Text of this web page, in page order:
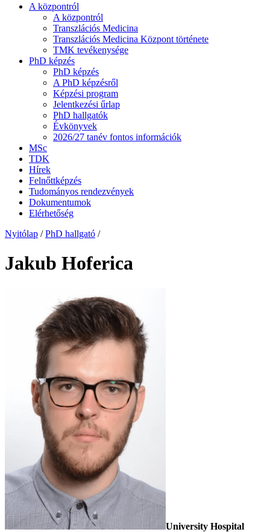
A központról
A központról
Transzlációs Medicina
Transzlációs Medicina Központ története
TMK tevékenysége
PhD képzés
PhD képzés
A PhD képzésről
Képzési program
Jelentkezési űrlap
PhD hallgatók
Évkönyvek
2026/27 tanév fontos információk
MSc
TDK
Hírek
Felnőttképzés
Tudományos rendezvények
Dokumentumok
Elérhetőség
Nyitólap / PhD hallgató /
Jakub Hoferica
University Hospital